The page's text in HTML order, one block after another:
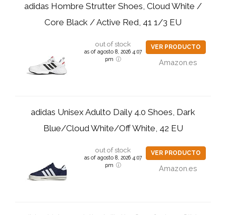
adidas Hombre Strutter Shoes, Cloud White /
Core Black / Active Red, 41 1/3 EU
out of stock
as of agosto 8, 2026 4:07
pm
VER PRODUCTO
Amazon.es
adidas Unisex Adulto Daily 4.0 Shoes, Dark
Blue/Cloud White/Off White, 42 EU
out of stock
as of agosto 8, 2026 4:07
pm
VER PRODUCTO
Amazon.es